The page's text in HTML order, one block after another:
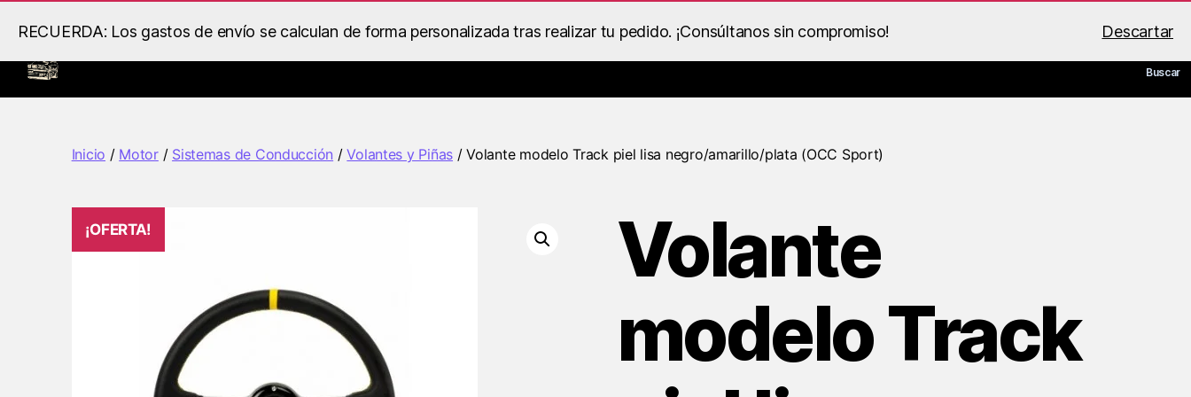
RECUERDA: Los gastos de envío se calculan de forma personalizada tras realizar tu pedido. ¡Consúltanos sin compromiso! Descartar
Buscar
Inicio / Motor/ Sistemas de Conducción /Volantes y Piñas / Volante modelo Track piel lisa negro/amarillo/plata (OCC Sport)
¡OFERTA!
Volante
modelo Track